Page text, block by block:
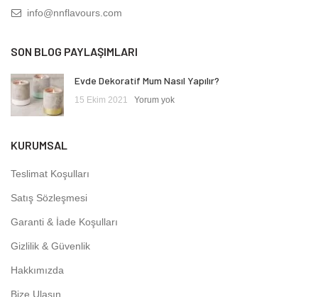
info@nnflavours.com
SON BLOG PAYLAŞIMLARI
Evde Dekoratif Mum Nasıl Yapılır?
15 Ekim 2021 Yorum yok
KURUMSAL
Teslimat Koşulları
Satış Sözleşmesi
Garanti & İade Koşulları
Gizlilik & Güvenlik
Hakkımızda
Bize Ulaşın